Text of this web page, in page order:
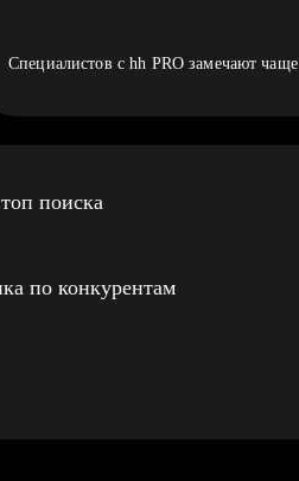
Специалистов с hh PRO замечают чаще
поиска
по конкурентам